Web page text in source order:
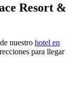
Resort &
nuestro hotel en
para llegar